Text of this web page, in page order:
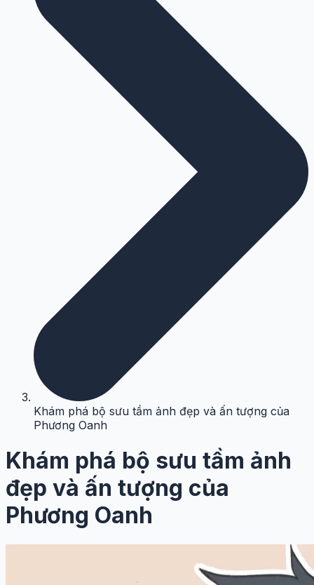
Khám phá bộ sưu tầm ảnh đẹp và ấn tượng của
Phương Oanh
Khám phá bộ sưu tầm ảnh
đẹp và ấn tượng của
Phương Oanh